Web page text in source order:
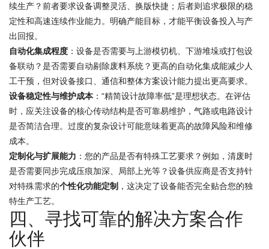
续生产？前者要求设备调整灵活、换版快捷；后者则追求极限的稳
定性和高速连续作业能力。明确产能目标，才能平衡设备投入与产
出回报。
自动化集成程度 ：设备是否需要与上游模切机、下游堆垛或打包设
备联动？是否需要自动剔除废料系统？更高的自动化集成能减少人
工干预，但对设备接口、通信和整体方案设计能力提出更高要求。
设备稳定性与维护成本 ：“精简设计故障率低”是理想状态。在评估
时，应关注设备的核心传动结构是否可靠易维护，气路或电路设计
是否简洁合理。过度的复杂设计可能意味着更高的故障风险和维修
成本。
定制化与扩展能力 ：您的产品是否有特殊工艺要求？例如，清废时
是否需要同步完成压痕加深、局部上光等？设备供应商是否支持针
对特殊需求的个性化功能定制 ，这决定了设备能否完全贴合您的独
特生产工艺。
四、寻找可靠的解决方案合作
伙伴